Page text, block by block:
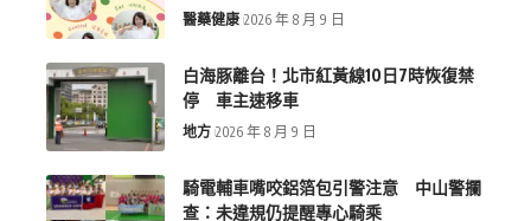
醫藥健康 2026 年 8 月 9 日
白海豚離台！北市紅黃線10日7時恢復禁
停 車主速移車
地方 2026 年 8 月 9 日
騎電輔車嘴咬鋁箔包引警注意 中山警攔
查：未違規仍提醒專心騎乘